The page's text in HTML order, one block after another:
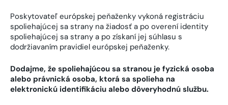
Poskytovateľ európskej peňaženky vykoná registráciu
spoliehajúcej sa strany na žiadosť a po overení identity
spoliehajúcej sa strany a po získaní jej súhlasu s
dodržiavaním pravidiel európskej peňaženky.
Dodajme, že spoliehajúcou sa stranou je fyzická osoba
alebo právnická osoba, ktorá sa spolieha na
elektronickú identifikáciu alebo dôveryhodnú službu.